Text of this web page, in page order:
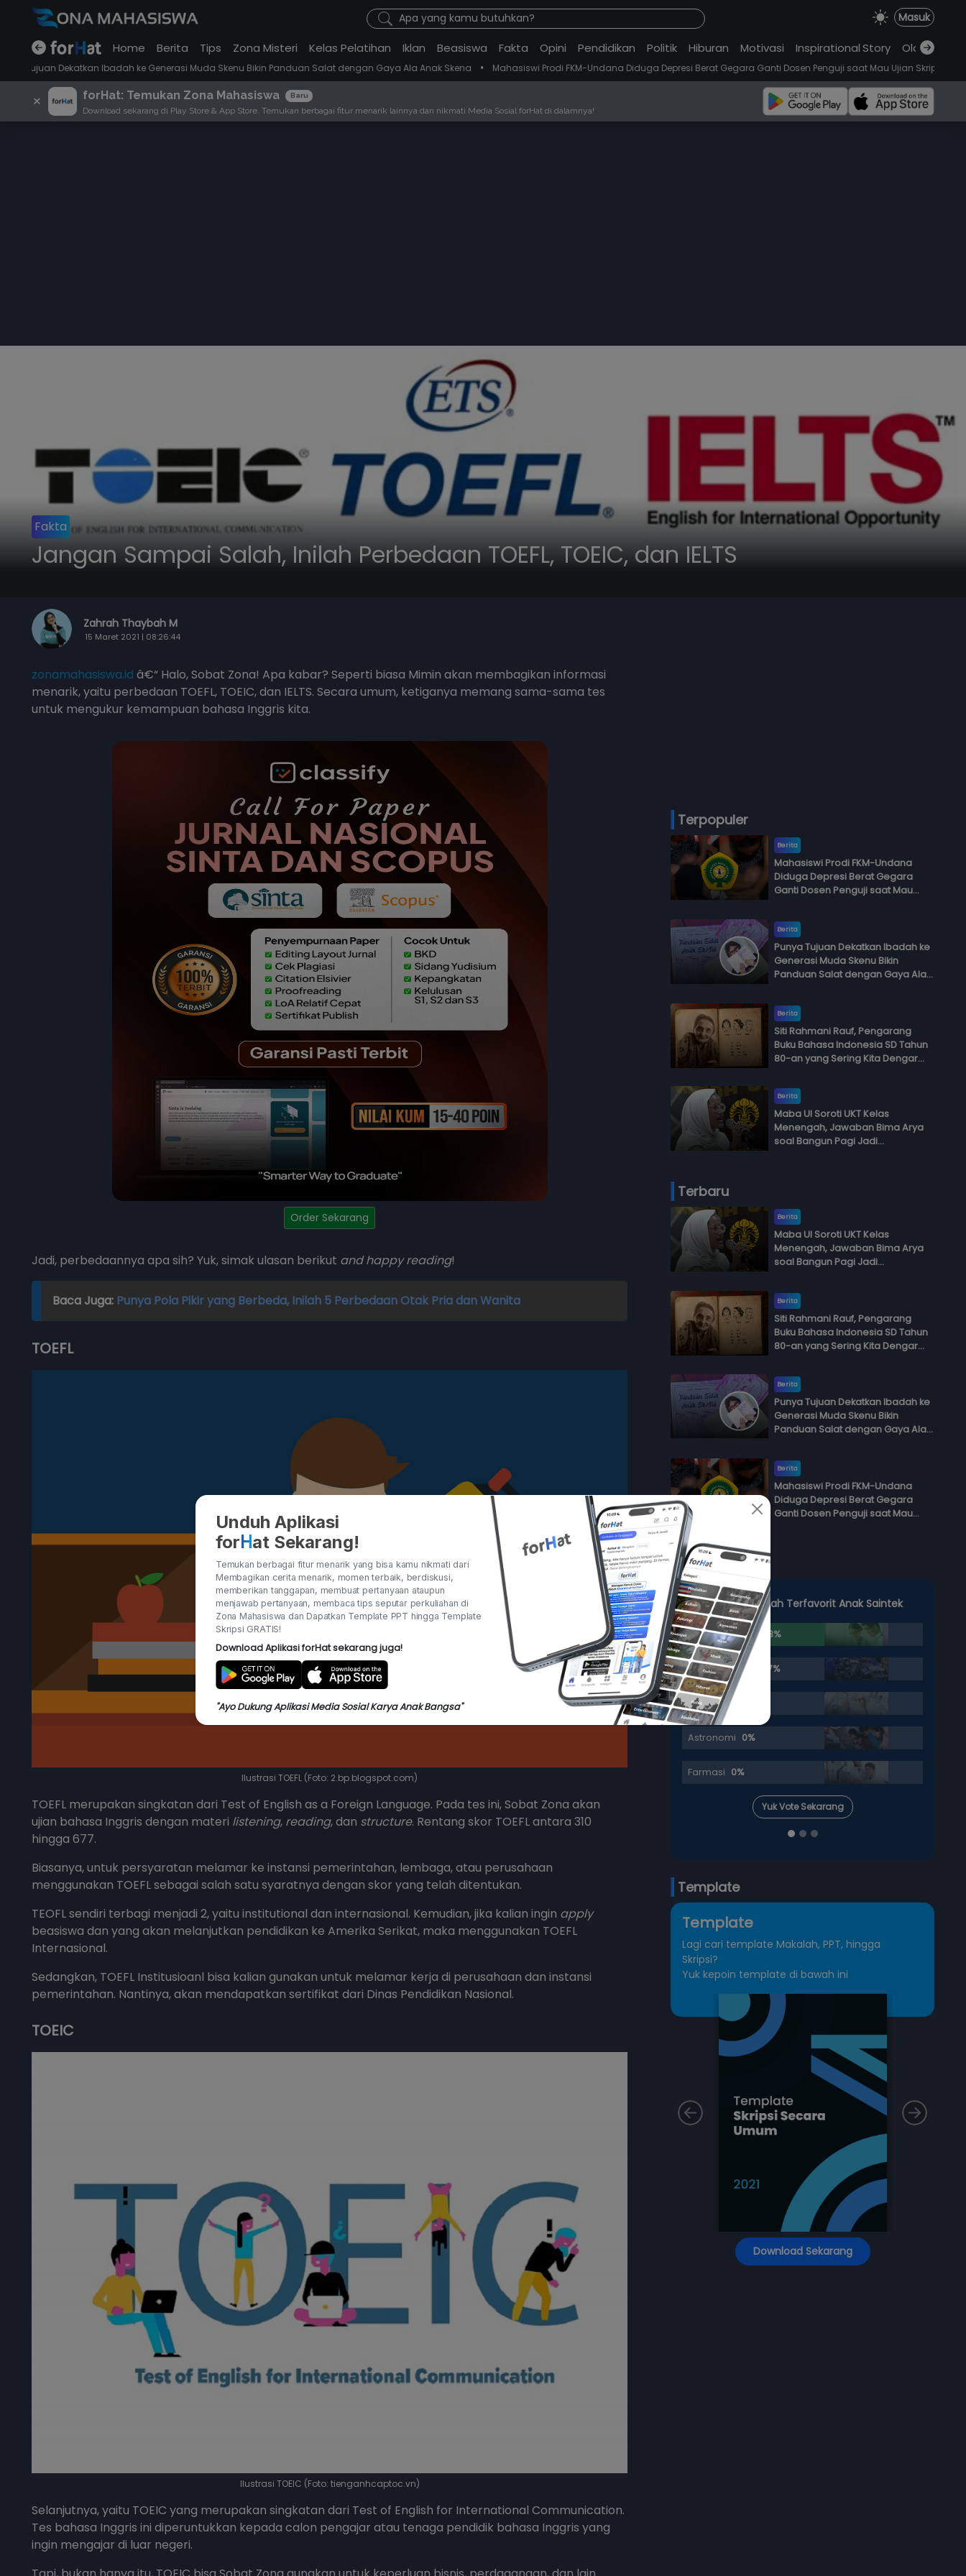
Apa yang kamu butuhkan? Masuk
Home Berita Tips Zona Misteri Kelas Pelatihan Iklan Beasiswa Fakta Opini Pendidikan Politik Hiburan Motivasi InspirationalStory Olahraga
Ibadah ke Generasi Muda Skenu Bikin Panduan Salat dengan Gaya Ala Anak Skena • Mahasiswi Prodi FKM-Undana Diduga Depresi Berat Gegara Ganti Dosen Penguji saat Mau Ujian Skripsi • Seorang
× forHat: Temukan Zona Mahasiswa Baru
Download sekarang di Play Store & App Store. Temukan berbagai fitur menarik lainnya dan nikmati Media Sosial forHat di dalamnya!
Unduh Aplikasi
forHat Sekarang!
Temukan berbagai fitur menarik yang bisa kamu nikmati dari
Membagikan cerita menarik, momen terbaik, berdiskusi,
memberikan tanggapan, membuat pertanyaan ataupun
menjawab pertanyaan, membaca tips seputar perkuliahan di
Zona Mahasiswa dan Dapatkan Template PPT hingga Template
Skripsi GRATIS!
Download Aplikasi forHat sekarang juga!
"Ayo Dukung Aplikasi Media Sosial Karya Anak Bangsa"
Fakta
Jangan Sampai Salah, Inilah Perbedaan TOEFL, TOEIC, dan IELTS
Zahrah Thaybah M
15 Maret 2021 | 08:26:44
zonamahasiswa.id â€“ Halo, Sobat Zona! Apa kabar? Seperti biasa Mimin akan membagikan informasi
menarik, yaitu perbedaan TOEFL, TOEIC, dan IELTS. Secara umum, ketiganya memang sama-sama tes
untuk mengukur kemampuan bahasa Inggris kita.
Order Sekarang
Jadi, perbedaannya apa sih? Yuk, simak ulasan berikut and happy reading!
Baca Juga: Punya Pola Pikir yang Berbeda, Inilah 5 Perbedaan Otak Pria dan Wanita
TOEFL
Ilustrasi TOEFL (Foto: 2.bp.blogspot.com)
TOEFL merupakan singkatan dari Test of English as a Foreign Language. Pada tes ini, Sobat Zona akan
ujian bahasa Inggris dengan materi listening, reading, dan structure. Rentang skor TOEFL antara 310
hingga 677.
Biasanya, untuk persyaratan melamar ke instansi pemerintahan, lembaga, atau perusahaan
menggunakan TOEFL sebagai salah satu syaratnya dengan skor yang telah ditentukan.
TEOFL sendiri terbagi menjadi 2, yaitu institutional dan internasional. Kemudian, jika kalian ingin apply
beasiswa dan yang akan melanjutkan pendidikan ke Amerika Serikat, maka menggunakan TOEFL
Internasional.
Sedangkan, TOEFL Institusioanl bisa kalian gunakan untuk melamar kerja di perusahaan dan instansi
pemerintahan. Nantinya, akan mendapatkan sertifikat dari Dinas Pendidikan Nasional.
TOEIC
Ilustrasi TOEIC (Foto: tienganhcaptoc.vn)
Selanjutnya, yaitu TOEIC yang merupakan singkatan dari Test of English for International Communication.
Tes bahasa Inggris ini diperuntukkan kepada calon pengajar atau tenaga pendidik bahasa Inggris yang
ingin mengajar di luar negeri.
Terpopuler
Berita
Mahasiswi Prodi FKM-Undana
Diduga Depresi Berat Gegara
Ganti Dosen Penguji saat Mau
Berita
Punya Tujuan Dekatkan Ibadah ke
Generasi Muda Skenu Bikin
Panduan Salat dengan Gaya Ala
Berita
Siti Rahmani Rauf, Pengarang
Buku Bahasa Indonesia SD Tahun
80-an yang Sering Kita Dengar
Adik Budi
Berita
Maba UI Soroti UKT Kelas
Menengah, Jawaban Bima Arya
soal Bangun Pagi Jadi
Terbaru
Berita
Maba UI Soroti UKT Kelas
Menengah, Jawaban Bima Arya
soal Bangun Pagi Jadi
Berita
Siti Rahmani Rauf, Pengarang
Buku Bahasa Indonesia SD Tahun
80-an yang Sering Kita Dengar
Adik Budi
Berita
Punya Tujuan Dekatkan Ibadah ke
Generasi Muda Skenu Bikin
Panduan Salat dengan Gaya Ala
Berita
Mahasiswi Prodi FKM-Undana
Diduga Depresi Berat Gegara
Ganti Dosen Penguji saat Mau
Polling
3 Jurusan Kuliah Terfavorit Anak Saintek
Kedokteran 83.33%
Teknik Mesin 16.67%
Arsitektur
Astronomi 0%
Farmasi 0%
Yuk Vote Sekarang
Template
Template
Lagi cari template Makalah, PPT, hingga
Skripsi?
Yuk kepoin template di bawah ini
Download Sekarang